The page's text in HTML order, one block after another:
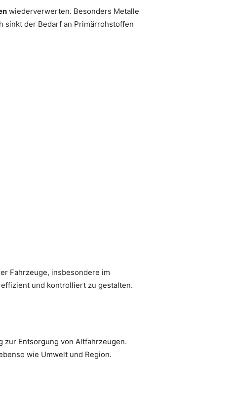
wiederverwerten. Besonders Metalle
sinkt der Bedarf an Primärrohstoffen
Fahrzeuge, insbesondere im
und kontrolliert zu gestalten.
Entsorgung von Altfahrzeugen.
wie Umwelt und Region.